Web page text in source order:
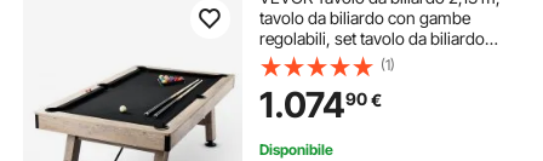
tavolo da biliardo con gambe
regolabili, set tavolo da biliardo
comprensivo di palline, stecche,
gesso e spazzola, tavolo gioco
biliardo per sale giochi
(1)
1.07490€
Disponibile